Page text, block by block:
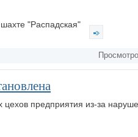
"Распадская"
цехов предприятия из-за